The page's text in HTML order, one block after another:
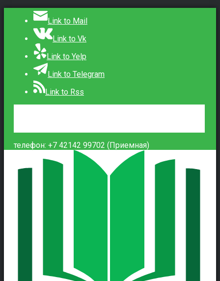
Link to Mail
Link to Vk
Link to Yelp
Link to Telegram
Link to Rss
телефон: +7 42142 99702 (Приемная)